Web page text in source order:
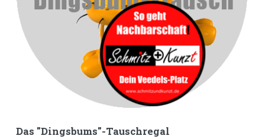
Das "Dingsbums"-Tauschregal